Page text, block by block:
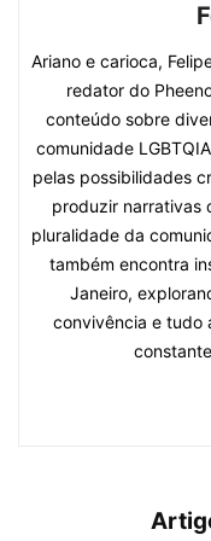
Ariano e carioca,
redator do
conteúdo sobre
comunidade
pelas possibilidades
produzir narrativas
pluralidade da
também encontra
Janeiro,
convivência e tudo